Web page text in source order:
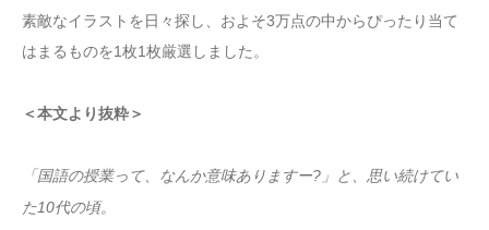
素敵なイラストを日々探し、およそ3万点の中からぴったり当て
はまるものを1枚1枚厳選しました。
＜本文より抜粋＞
「国語の授業って、なんか意味ありますー?」と、思い続けてい
た10代の頃。